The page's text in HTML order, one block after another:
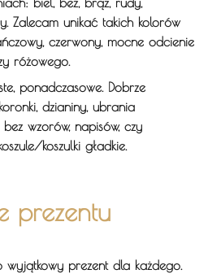
Zalecam unikać takich kolorów
czerwony, mocne odcienie
różowego.
ponadczasowe. Dobrze
dzianiny, ubrania
wzorów, napisów, czy
koszulki gładkie.
prezentu
wyjątkowy prezent dla każdego.